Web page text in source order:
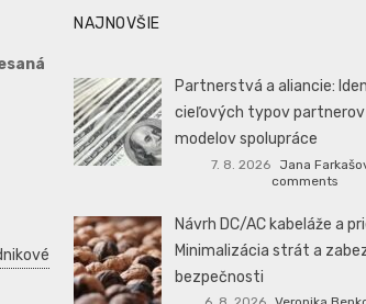
NAJNOVŠIE
Partnerstvá a aliancie:
cieľových typov partnerov
modelov spolupráce
7. 8. 2026 Jana
comments
Návrh DC/AC kabeláže a
Minimalizácia strát a
bezpečnosti